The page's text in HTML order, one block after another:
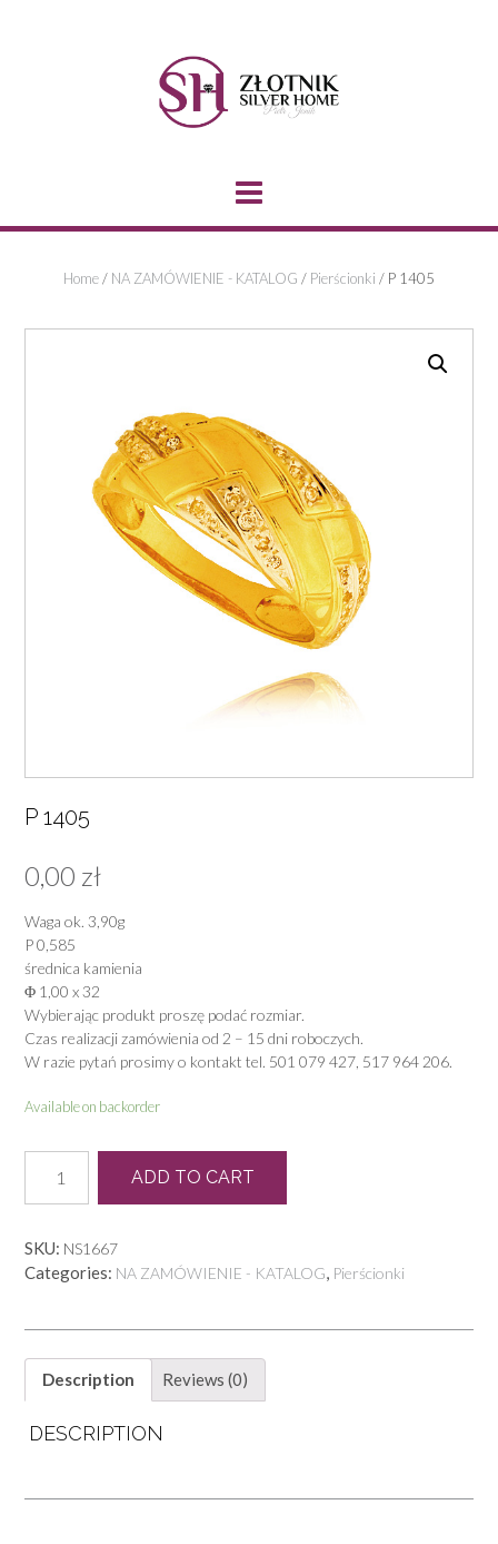
Home/ NA ZAMÓWIENIE - KATALOG / Pierścionki / P 1405
P 1405
0,00 zł
Waga ok. 3,90g
P 0,585
średnica kamienia
Φ 1,00 x 32
Wybierając produkt proszę podać rozmiar.
Czas realizacji zamówienia od 2 – 15 dni roboczych.
W razie pytań prosimy o kontakt tel. 501 079 427, 517 964 206.
Available on backorder
1405
quantity
ADD TO CART
SKU: NS1667
Categories: NA ZAMÓWIENIE - KATALOG, Pierścionki
Description Reviews (0)
DESCRIPTION